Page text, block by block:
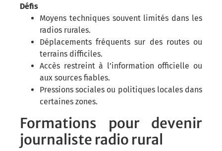
Défis
Moyens techniques souvent limités dans les
radios rurales.
Déplacements fréquents sur des routes ou
terrains difficiles.
Accès restreint à l’information officielle ou
aux sources fiables.
Pressions sociales ou politiques locales dans
certaines zones.
Formations pour devenir
journaliste radio rural